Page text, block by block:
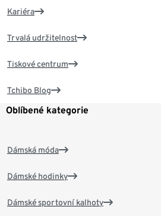
Kariéra
Trvalá udržitelnost
Tiskové centrum
Tchibo Blog
Oblíbené kategorie
Dámská móda
Dámské hodinky
Dámské sportovní kalhoty